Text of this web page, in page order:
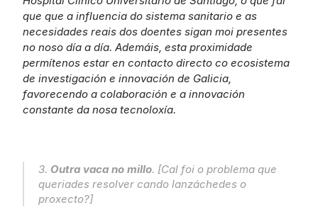
que que a influencia do sistema sanitario e as
necesidades reais dos doentes sigan moi presentes
no noso día a día. Ademáis, esta proximidade
permítenos estar en contacto directo co ecosistema
de investigación e innovación de Galicia,
favorecendo a colaboración e a innovación
constante da nosa tecnoloxía.
3. Outra vaca no millo. [Cal foi o problema que
queriades resolver cando lanzáchedes o
proxecto?]